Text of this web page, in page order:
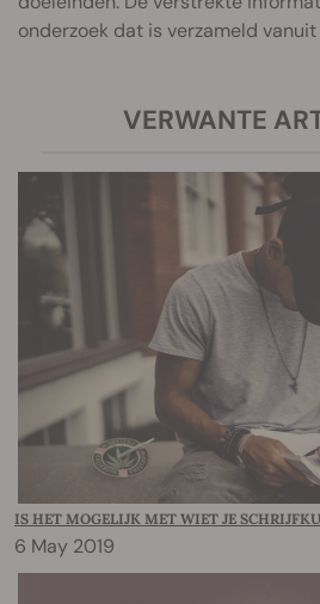
onderzoek dat is verzameld
VERWANTE
IS HET MOGELIJK MET WIET JE
6 May 2019